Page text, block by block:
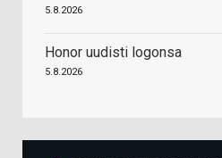
5.8.2026
Honor uudisti logonsa
5.8.2026